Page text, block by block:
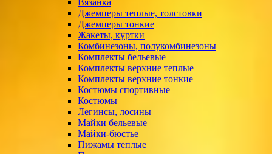
Вязанка
Джемперы теплые, толстовки
Джемперы тонкие
Жакеты, куртки
Комбинезоны, полукомбинезоны
Комплекты бельевые
Комплекты верхние теплые
Комплекты верхние тонкие
Костюмы спортивные
Костюмы
Легинсы, лосины
Майки бельевые
Майки-бюстье
Пижамы теплые